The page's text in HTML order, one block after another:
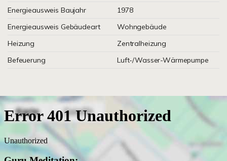
Energieausweis Baujahr
1978
Energieausweis Gebäudeart
Wohngebäude
Heizung
Zentralheizung
Befeuerung
Luft-/Wasser-Wärmepumpe